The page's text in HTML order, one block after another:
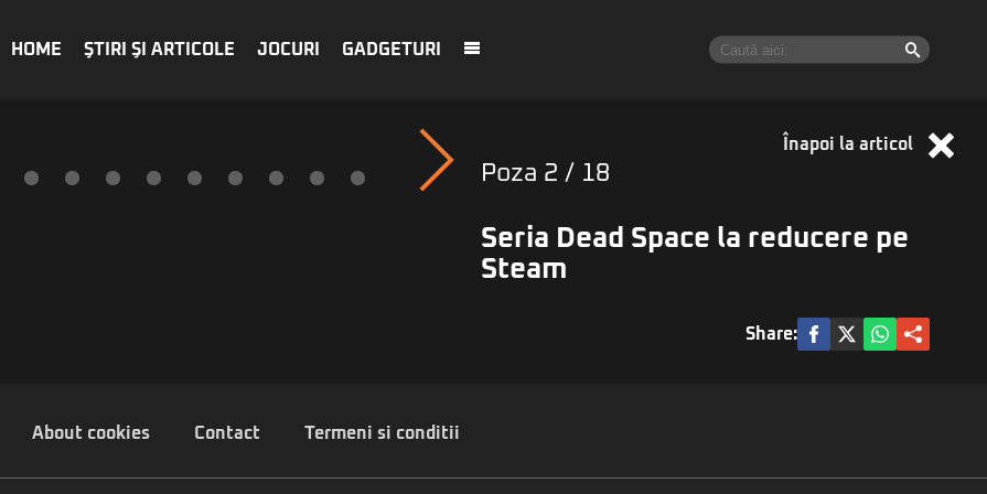
HOME ŞTIRI ŞI ARTICOLE JOCURI GADGETURI
Înapoi la articol
Poza 2 / 18
Seria Dead Space la reducere pe
Steam
Share:
About cookies Contact Termeni si conditii